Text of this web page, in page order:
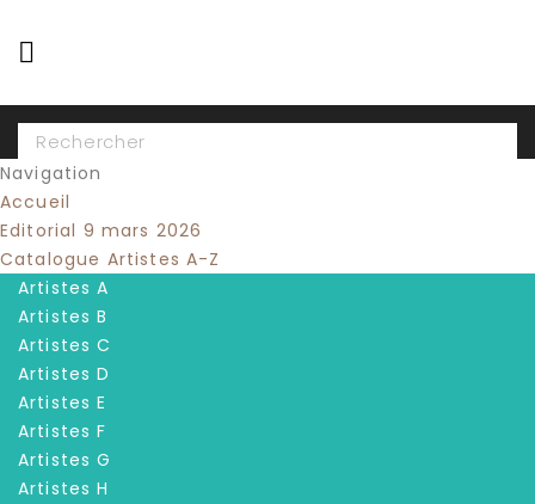

Navigation
Accueil
Editorial 9 mars 2026
Catalogue Artistes A-Z
Artistes A
Artistes B
Artistes C
Artistes D
Artistes E
Artistes F
Artistes G
Artistes H